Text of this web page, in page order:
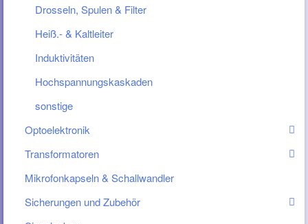
Drosseln, Spulen & Filter
Heiß.- & Kaltleiter
Induktivitäten
Hochspannungskaskaden
sonstige
Optoelektronik
Transformatoren
Mikrofonkapseln & Schallwandler
Sicherungen und Zubehör